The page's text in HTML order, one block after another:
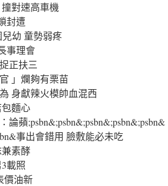
撞對速高車機
封遭
兒幼 童勢弱疼
事理會
正扶三
」爛夠有栗苗
身獻辣火模帥血混西
包麵心
論蘋;psbn&;psbn&;psbn&;psbn&;psbn&
事出會錯用 臉敷能必未吃
兼素酵
載照
價油新